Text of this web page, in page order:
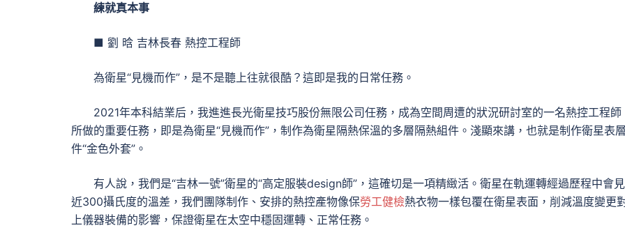
練就真本事
■ 劉 晗 吉林長春 熱控工程師
為衛星“見機而作”，是不是聽上往就很酷？這即是我的日常任務。
2021年本科結業后，我進進長光衛星技巧股份無限公司任務，成為空間周遭的狀況研討室的一名熱控工程師
所做的重要任務，即是為衛星“見機而作”，制作為衛星隔熱保溫的多層隔熱組件。淺顯來講，也就是制作衛星表
件“金色外套”。
有人說，我們是“吉林一號”衛星的“高定服裝design師”，這確切是一項精緻活。衛星在軌運轉經過歷程中會
近300攝氏度的溫差，我們團隊制作、安排的熱控產物像保勞工健檢熱衣物一樣包覆在衛星表面，削減溫度變更
上儀器裝備的影響，保證衛星在太空中穩固運轉、正常任務。